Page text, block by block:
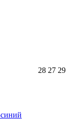
28 27 29